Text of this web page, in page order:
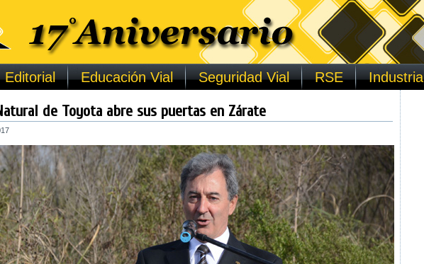
Editorial Educación Vial Seguridad Vial RSE Industria
de Toyota abre sus puertas en Zárate